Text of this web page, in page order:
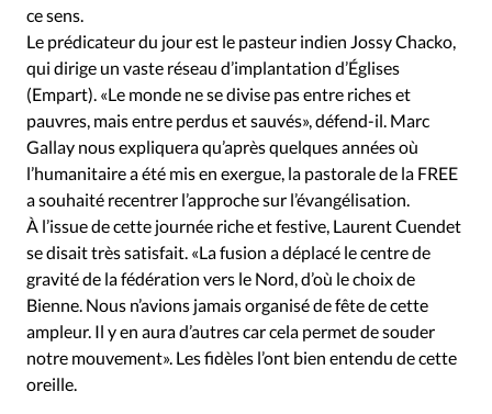
ce sens.
Le prédicateur du jour est le pasteur indien Jossy Chacko,
qui dirige un vaste réseau d’implantation d’Églises
(Empart). «Le monde ne se divise pas entre riches et
pauvres, mais entre perdus et sauvés», défend-il. Marc
Gallay nous expliquera qu’après quelques années où
l’humanitaire a été mis en exergue, la pastorale de la FREE
a souhaité recentrer l’approche sur l’évangélisation.
À l’issue de cette journée riche et festive, Laurent Cuendet
se disait très satisfait. «La fusion a déplacé le centre de
gravité de la fédération vers le Nord, d’où le choix de
Bienne. Nous n’avions jamais organisé de fête de cette
ampleur. Il y en aura d’autres car cela permet de souder
notre mouvement». Les fidèles l’ont bien entendu de cette
oreille.